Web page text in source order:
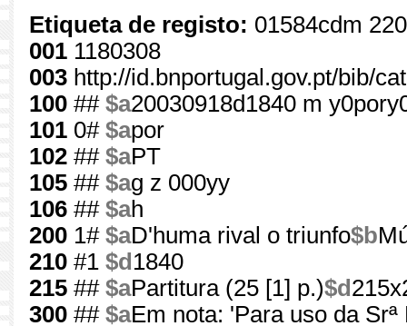
Etiqueta de registo: 01584cdm
001 1180308
003 http://id.bnportugal.gov.pt/bib/
100 ## $a20030918d1840 m
101 0# $apor
102 ## $aPT
105 ## $ag z 000yy
106 ## $ah
200 1# $aD'huma rival o triunfo$b
210 #1 $d 1840
215 ## $aPartitura (25 [1] p.)$d
300 ## $aEm nota: 'Para uso da